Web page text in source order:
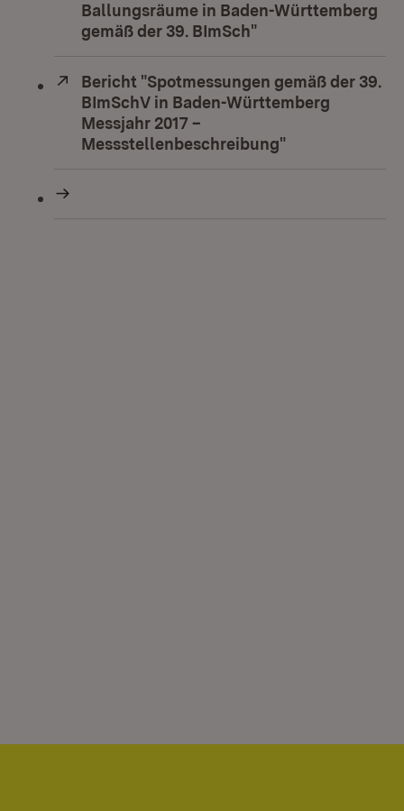
Ballungsräume in Baden-Württemberg
gemäß der 39. BImSch"
Extern:
Bericht "Spotmessungen gemäß der 39.
BImSchV in Baden-Württemberg
Messjahr 2017 –
Messstellenbeschreibung"